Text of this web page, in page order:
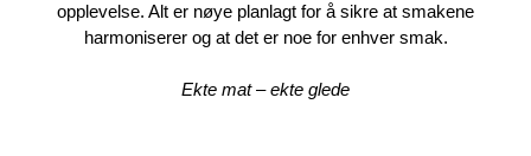
opplevelse. Alt er nøye planlagt for å sikre at smakene
harmoniserer og at det er noe for enhver smak.
Ekte mat – ekte glede